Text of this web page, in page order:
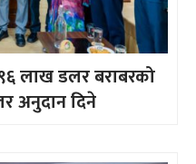
लाख डलर बराबरको
अनुदान दिने